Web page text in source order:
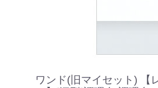
ワンド(旧マイセット) 【